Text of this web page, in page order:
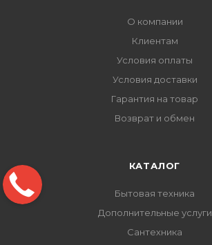
О компании
Клиентам
Условия оплаты
Условия доставки
Гарантия на товар
Возврат и обмен
КАТАЛОГ
Бытовая техника
Дополнительные услуги
Сантехника